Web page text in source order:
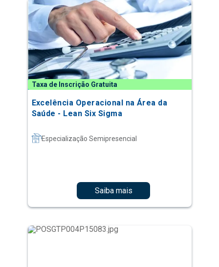
Taxa de Inscrição Gratuita
Excelência Operacional na Área da
Saúde - Lean Six Sigma
Especialização Semipresencial
Saiba mais